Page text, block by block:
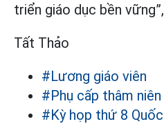
triển giáo dục bền
Tất Thảo
#Lương giáo viên
#Phụ cấp thâm niên
#Kỳ họp thứ 8